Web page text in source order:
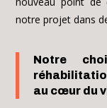
notre projet dans
Notre
au cœur du